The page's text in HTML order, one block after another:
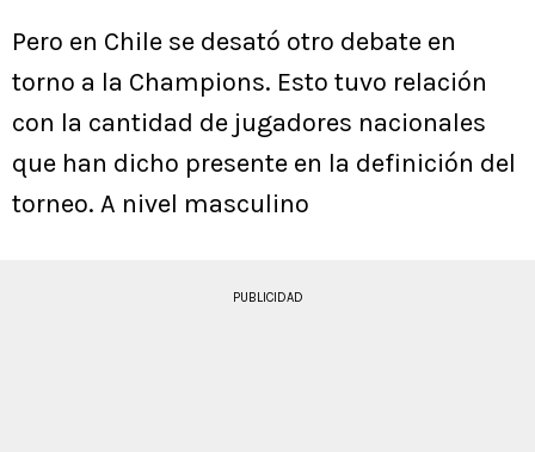
Pero en Chile se desató otro debate en
torno a la Champions. Esto tuvo relación
con la cantidad de jugadores nacionales
que han dicho presente en la definición del
torneo. A nivel masculino
PUBLICIDAD